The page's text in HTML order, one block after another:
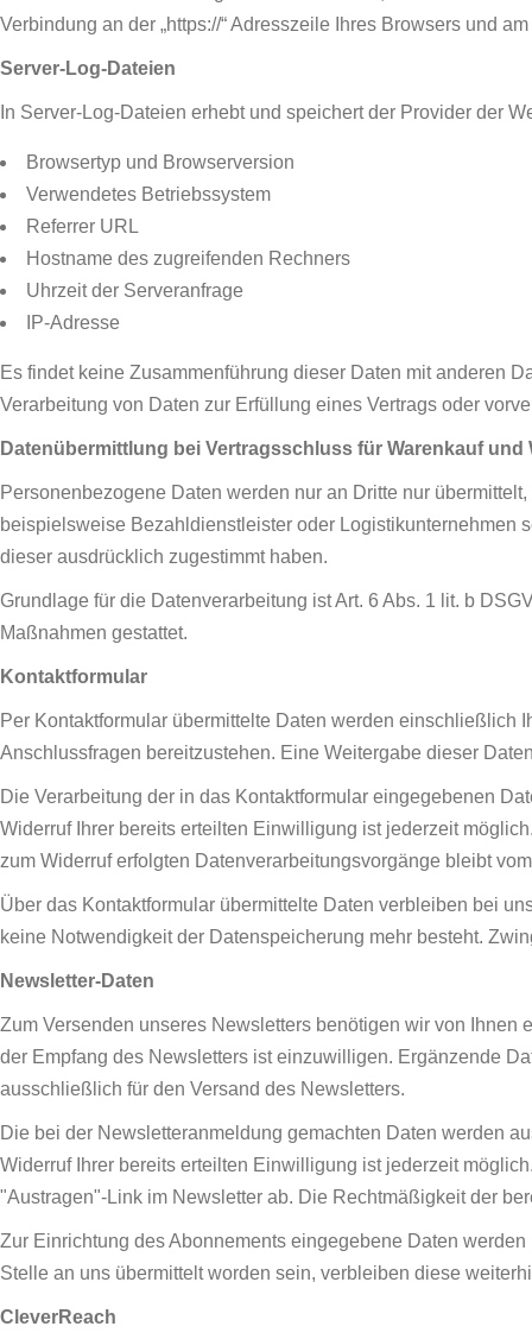
Verbindung an der „https://“ Adresszeile Ihres Browsers und
Server-Log-Dateien
In Server-Log-Dateien erhebt und speichert der Provider der
Browsertyp und Browserversion
Verwendetes Betriebssystem
Referrer URL
Hostname des zugreifenden Rechners
Uhrzeit der Serveranfrage
IP-Adresse
Es findet keine Zusammenführung dieser Daten mit anderen
Verarbeitung von Daten zur Erfüllung eines Vertrags oder
Datenübermittlung bei Vertragsschluss für Warenkauf und
Personenbezogene Daten werden nur an Dritte nur
beispielsweise Bezahldienstleister oder Logistikunternehmen
dieser ausdrücklich zugestimmt haben.
Grundlage für die Datenverarbeitung ist Art. 6 Abs. 1 lit. b
Maßnahmen gestattet.
Kontaktformular
Per Kontaktformular übermittelte Daten werden einschließlich
Anschlussfragen bereitzustehen. Eine Weitergabe dieser
Die Verarbeitung der in das Kontaktformular eingegebenen
Widerruf Ihrer bereits erteilten Einwilligung ist jederzeit
zum Widerruf erfolgten Datenverarbeitungsvorgänge bleibt
Über das Kontaktformular übermittelte Daten verbleiben bei
keine Notwendigkeit der Datenspeicherung mehr besteht.
Newsletter-Daten
Zum Versenden unseres Newsletters benötigen wir von
der Empfang des Newsletters ist einzuwilligen. Ergänzende
ausschließlich für den Versand des Newsletters.
Die bei der Newsletteranmeldung gemachten Daten werden
Widerruf Ihrer bereits erteilten Einwilligung ist jederzeit
"Austragen"-Link im Newsletter ab. Die Rechtmäßigkeit der
Zur Einrichtung des Abonnements eingegebene Daten
Stelle an uns übermittelt worden sein, verbleiben diese
CleverReach